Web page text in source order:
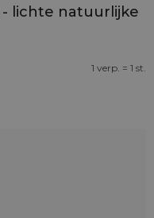
- lichte natuurlijke
1 verp. = 1 st.